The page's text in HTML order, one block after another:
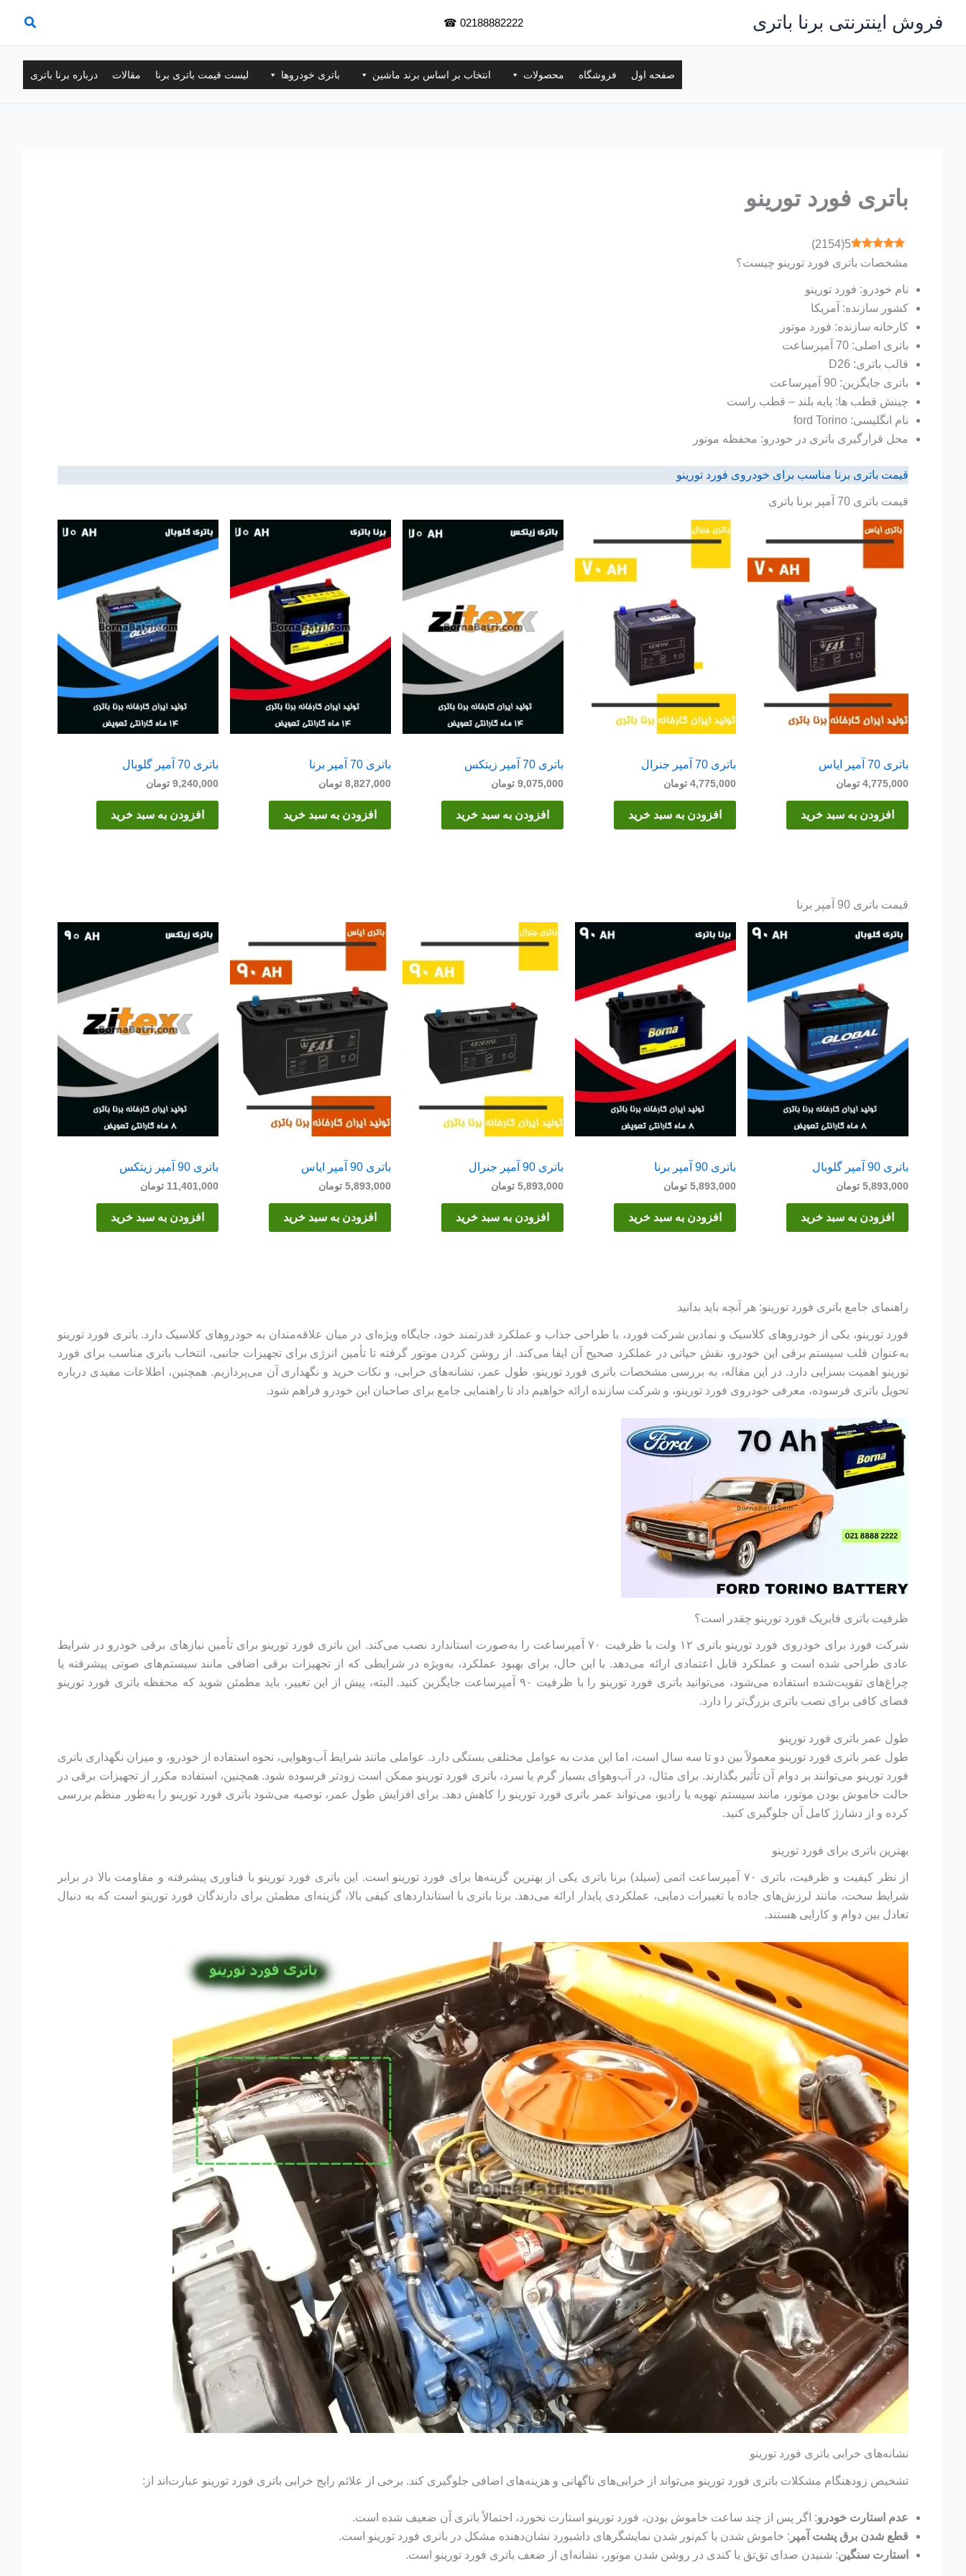
محتوا
فروش اینترنتی برنا باتری 02188882222
☎
صفحه اول فروشگاه محصولات انتخاب بر اساس برند ماشین باتری خودروها لیست قیمت باتری برنا مقالات درباره برنا باتری
باتری فورد تورینو
5
(
2154
)
مشخصات باتری فورد تورینو چیست؟
نام خودرو: فورد تورینو
کشور سازنده: آمریکا
کارخانه سازنده: فورد موتور
باتری اصلی: 70 آمپرساعت
قالب باتری: D26
باتری جایگزین: 90 آمپرساعت
چینش قطب ها: پایه بلند – قطب راست
نام انگلیسی: ford Torino
محل قرارگیری باتری در خودرو: محفظه موتور
قیمت باتری برنا مناسب برای خودروی فورد تورینو
قیمت باتری 70 آمپر برنا باتری
باتری 70 آمپر ایاس
4,775,000 تومان
افزودن به سبد خرید
باتری 70 آمپر جنرال
4,775,000 تومان
افزودن به سبد خرید
باتری 70 آمپر زیتکس
9,075,000 تومان
افزودن به سبد خرید
باتری 70 آمپر برنا
8,827,000 تومان
افزودن به سبد خرید
باتری 70 آمپر گلوبال
9,240,000 تومان
افزودن به سبد خرید
قیمت باتری 90 آمپر برنا
باتری 90 آمپر گلوبال
5,893,000 تومان
افزودن به سبد خرید
باتری 90 آمپر برنا
5,893,000 تومان
افزودن به سبد خرید
باتری 90 آمپر جنرال
5,893,000 تومان
افزودن به سبد خرید
باتری 90 آمپر ایاس
5,893,000 تومان
افزودن به سبد خرید
باتری 90 آمپر زیتکس
11,401,000 تومان
افزودن به سبد خرید
راهنمای جامع باتری فورد تورینو: هر آنچه باید بدانید
فورد تورینو، یکی از خودروهای کلاسیک و نمادین شرکت فورد، با طراحی جذاب و عملکرد قدرتمند خود، جایگاه ویژه‌ای در میان علاقه‌مندان به خودروهای کلاسیک دارد. باتری فورد تورینو
به‌عنوان قلب سیستم برقی این خودرو، نقش حیاتی در عملکرد صحیح آن ایفا می‌کند. از روشن کردن موتور گرفته تا تأمین انرژی برای تجهیزات جانبی، انتخاب باتری مناسب برای فورد
تورینو اهمیت بسزایی دارد. در این مقاله، به بررسی مشخصات باتری فورد تورینو، طول عمر، نشانه‌های خرابی، و نکات خرید و نگهداری آن می‌پردازیم. همچنین، اطلاعات مفیدی درباره
تحویل باتری فرسوده، معرفی خودروی فورد تورینو، و شرکت سازنده ارائه خواهیم داد تا راهنمایی جامع برای صاحبان این خودرو فراهم شود.
ظرفیت باتری فابریک فورد تورینو چقدر است؟
شرکت فورد برای خودروی فورد تورینو باتری ۱۲ ولت با ظرفیت ۷۰ آمپرساعت را به‌صورت استاندارد نصب می‌کند. این باتری فورد تورینو برای تأمین نیازهای برقی خودرو در شرایط
عادی طراحی شده است و عملکرد قابل اعتمادی ارائه می‌دهد. با این حال، برای بهبود عملکرد، به‌ویژه در شرایطی که از تجهیزات برقی اضافی مانند سیستم‌های صوتی پیشرفته یا
چراغ‌های تقویت‌شده استفاده می‌شود، می‌توانید باتری فورد تورینو را با ظرفیت ۹۰ آمپرساعت جایگزین کنید. البته، پیش از این تغییر، باید مطمئن شوید که محفظه باتری فورد تورینو
فضای کافی برای نصب باتری بزرگ‌تر را دارد.
طول عمر باتری فورد تورینو
طول عمر باتری فورد تورینو معمولاً بین دو تا سه سال است، اما این مدت به عوامل مختلفی بستگی دارد. عواملی مانند شرایط آب‌وهوایی، نحوه استفاده از خودرو، و میزان نگهداری باتری
فورد تورینو می‌توانند بر دوام آن تأثیر بگذارند. برای مثال، در آب‌وهوای بسیار گرم یا سرد، باتری فورد تورینو ممکن است زودتر فرسوده شود. همچنین، استفاده مکرر از تجهیزات برقی در
حالت خاموش بودن موتور، مانند سیستم تهویه یا رادیو، می‌تواند عمر باتری فورد تورینو را کاهش دهد. برای افزایش طول عمر، توصیه می‌شود باتری فورد تورینو را به‌طور منظم بررسی
کرده و از دشارژ کامل آن جلوگیری کنید.
بهترین باتری برای فورد تورینو
از نظر کیفیت و ظرفیت، باتری ۷۰ آمپرساعت اتمی (سیلد) برنا باتری یکی از بهترین گزینه‌ها برای فورد تورینو است. این باتری فورد تورینو با فناوری پیشرفته و مقاومت بالا در برابر
شرایط سخت، مانند لرزش‌های جاده یا تغییرات دمایی، عملکردی پایدار ارائه می‌دهد. برنا باتری با استانداردهای کیفی بالا، گزینه‌ای مطمئن برای دارندگان فورد تورینو است که به دنبال
تعادل بین دوام و کارایی هستند.
نشانه‌های خرابی باتری فورد تورینو
تشخیص زودهنگام مشکلات باتری فورد تورینو می‌تواند از خرابی‌های ناگهانی و هزینه‌های اضافی جلوگیری کند. برخی از علائم رایج خرابی باتری فورد تورینو عبارت‌اند از:
عدم استارت خودرو: اگر پس از چند ساعت خاموش بودن، فورد تورینو استارت نخورد، احتمالاً باتری آن ضعیف شده است.
قطع شدن برق پشت آمپر : خاموش شدن یا کم‌نور شدن نمایشگرهای داشبورد نشان‌دهنده مشکل در باتری فورد تورینو است.
استارت سنگین: شنیدن صدای تق‌تق یا کندی در روشن شدن موتور، نشانه‌ای از ضعف باتری فورد تورینو است.